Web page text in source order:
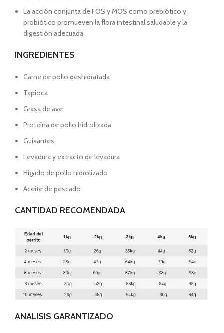
La acción conjunta de FOS y MOS como prebiótico y
probiótico promueven la flora intestinal saludable y la
digestión adecuada
INGREDIENTES
Carne de pollo deshidratada
Tapioca
Grasa de ave
Proteína de pollo hidrolizada
Guisantes
Levadura y extracto de levadura
Hígado de pollo hidrolizado
Aceite de pescado
CANTIDAD RECOMENDADA
ANALISIS GARANTIZADO